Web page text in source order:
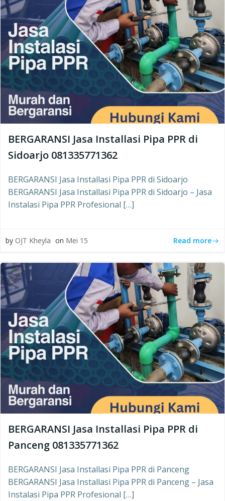
BERGARANSI Jasa Installasi Pipa PPR di
Sidoarjo 081335771362
BERGARANSI Jasa Installasi Pipa PPR di Sidoarjo
BERGARANSI Jasa Installasi Pipa PPR di Sidoarjo – Jasa
Instalasi Pipa PPR Profesional […]
by OJT Kheyla on Mei 15 Read more
BERGARANSI Jasa Installasi Pipa PPR di
Panceng 081335771362
BERGARANSI Jasa Installasi Pipa PPR di Panceng
BERGARANSI Jasa Installasi Pipa PPR di Panceng – Jasa
Instalasi Pipa PPR Profesional […]